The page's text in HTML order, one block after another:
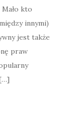
kto
innymi)
jest także
praw